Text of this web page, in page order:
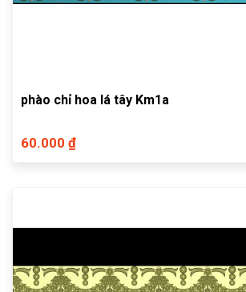
phào chỉ hoa lá tây Km1a
60.000 ₫